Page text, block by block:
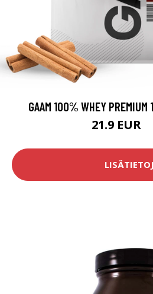
GAAM 100% WHEY PREMIUM
21.9 EUR